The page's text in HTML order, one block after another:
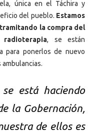
única en el Táchira y
del pueblo. Estamos
la compra del
, se están
para ponerlos de nuevo
está haciendo
la Gobernación,
de ellos es